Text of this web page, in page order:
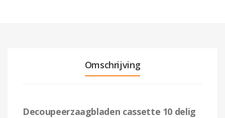
Omschrijving
Decoupeerzaagbladen cassette 10 delig